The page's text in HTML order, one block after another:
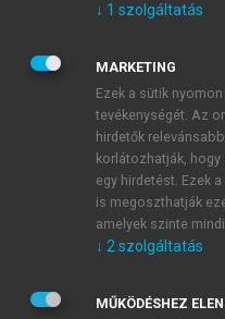
JELSZÓ
JELSZÓ ÚJRA
Kérek értesítést a
Kérek értesítést az
Adatkezelési
↓ 1 szolgáltatás
MARKETING
Ezek a sütik
tevékenységét. Az
hirdetők
korlátozhatják,
egy hirdetést. Ezek
is megoszthatják
amelyek szinte
↓ 2 szolgáltatás
MŰKÖDÉSHEZ